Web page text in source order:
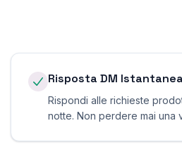
Risposta DM Istantanea
Rispondi alle richieste
notte. Non perdere mai una